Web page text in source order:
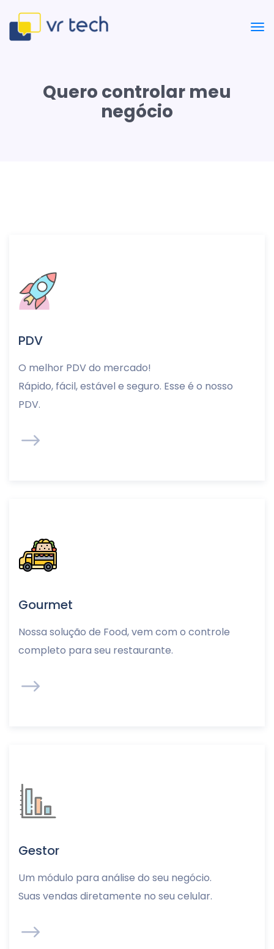
Quero controlar meu
negócio
PDV
O melhor PDV do mercado!
Rápido, fácil, estável e seguro. Esse é o nosso
PDV.
Gourmet
Nossa solução de Food, vem com o controle
completo para seu restaurante.
Gestor
Um módulo para análise do seu negócio.
Suas vendas diretamente no seu celular.